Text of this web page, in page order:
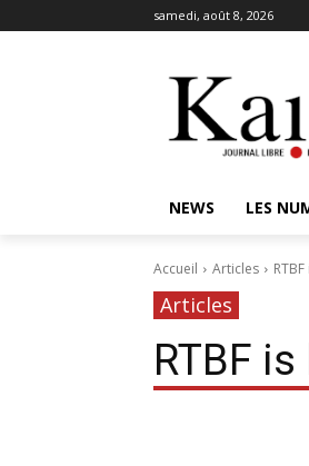
samedi, août 8, 2026
NEWS LES
Accueil Articles
Articles
RTBF